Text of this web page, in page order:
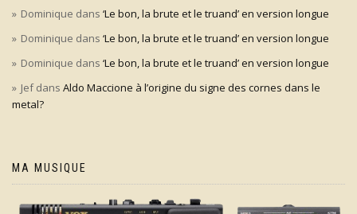
Dominique dans ‘Le bon, la brute et le truand’ en version longue
Dominique dans ‘Le bon, la brute et le truand’ en version longue
Dominique dans ‘Le bon, la brute et le truand’ en version longue
Jefdans Aldo Maccione à l’origine du signe des cornes dans le
metal?
MA MUSIQUE